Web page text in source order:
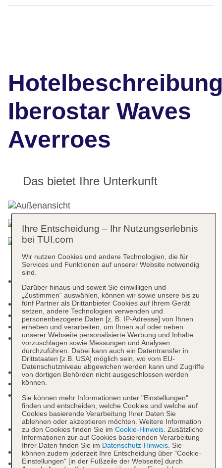
Iberostar Waves
Averroes
Das bietet Ihre Unterkunft
Barzahlung, pro Tag/pro Person ca. 1 EUR
Nichtraucherhotel, Raucherbereich
Check-in Zeit ab 15:00 Uhr
Check-out Zeit bis 11:00 Uhr
Late Check-out: mehrmals pro Woche 12:00 Uhr -
18:00 Uhr, Barzahlung, pro Nutzung ca. 40 EUR,
Anfrage & Reservierung notwendig
Hoteleröffnung: 2001
Letzte Komplettrenovierung: 2015
Rezeption: täglich, Sprachen: deutsch, englisch,
spanisch, italienisch, französisch, russisch,
Geldwechsel möglich
Gästebetreuung: Sprachen: deutsch, englisch,
spanisch, französisch
Lift
Gartenanlage, Sonnenterrasse
Ihre Entscheidung – Ihr Nutzungserlebnis
bei TUI.com
Wir nutzen Cookies und andere Technologien, die für
Services und Funktionen auf unserer Website notwendig
sind.
Darüber hinaus und soweit Sie einwilligen und
„Zustimmen“ auswählen, können wir sowie unsere bis zu
fünf Partner als Drittanbieter Cookies auf Ihrem Gerät
setzen, andere Technologien verwenden und
personenbezogene Daten [z. B. IP-Adresse] von Ihnen
erheben und verarbeiten, um Ihnen auf oder neben
unserer Webseite personalisierte Werbung und Inhalte
vorzuschlagen sowie Messungen und Analysen
durchzuführen. Dabei kann auch ein Datentransfer in
Drittstaaten [z.B. USA] möglich sein, wo vom EU-
Datenschutzniveau abgewichen werden kann und Zugriffe
von dortigen Behörden nicht ausgeschlossen werden
können.
Sie können mehr Informationen unter "Einstellungen"
finden und entscheiden, welche Cookies und welche auf
Cookies basierende Verarbeitung Ihrer Daten Sie
ablehnen oder akzeptieren möchten. Weitere Information
zu den Cookies finden Sie im Cookie-Hinweis. Zusätzliche
Informationen zur auf Cookies basierenden Verarbeitung
Ihrer Daten finden Sie im Datenschutz-Hinweis. Sie
können zudem jederzeit Ihre Entscheidung über "Cookie-
Einstellungen" [in der Fußzeile der Webseite] durch